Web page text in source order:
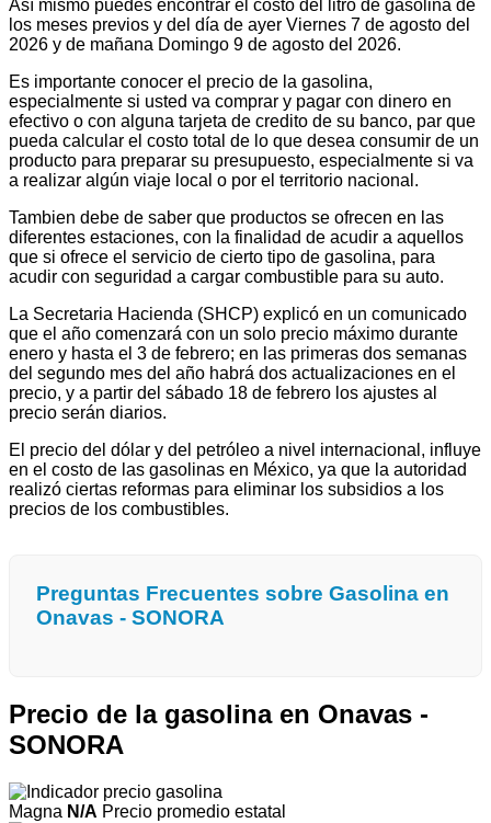
Así mismo puedes encontrar el costo del litro de gasolina de
los meses previos y del día de ayer Viernes 7 de agosto del
2026 y de mañana Domingo 9 de agosto del 2026.
Es importante conocer el precio de la gasolina,
especialmente si usted va comprar y pagar con dinero en
efectivo o con alguna tarjeta de credito de su banco, par que
pueda calcular el costo total de lo que desea consumir de un
producto para preparar su presupuesto, especialmente si va
a realizar algún viaje local o por el territorio nacional.
Tambien debe de saber que productos se ofrecen en las
diferentes estaciones, con la finalidad de acudir a aquellos
que si ofrece el servicio de cierto tipo de gasolina, para
acudir con seguridad a cargar combustible para su auto.
La Secretaria Hacienda (SHCP) explicó en un comunicado
que el año comenzará con un solo precio máximo durante
enero y hasta el 3 de febrero; en las primeras dos semanas
del segundo mes del año habrá dos actualizaciones en el
precio, y a partir del sábado 18 de febrero los ajustes al
precio serán diarios.
El precio del dólar y del petróleo a nivel internacional, influye
en el costo de las gasolinas en México, ya que la autoridad
realizó ciertas reformas para eliminar los subsidios a los
precios de los combustibles.
Preguntas Frecuentes sobre Gasolina en
Onavas - SONORA
Precio de la gasolina en Onavas -
SONORA
Magna N/A Precio promedio estatal